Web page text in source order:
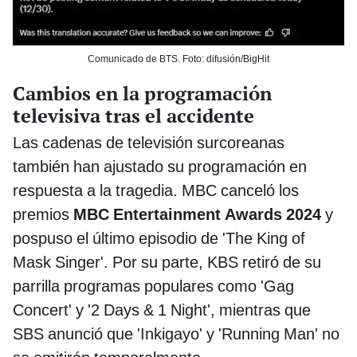
Comunicado de BTS. Foto: difusión/BigHit
Cambios en la programación
televisiva tras el accidente
Las cadenas de televisión surcoreanas
también han ajustado su programación en
respuesta a la tragedia. MBC canceló los
premios MBC Entertainment Awards 2024 y
pospuso el último episodio de 'The King of
Mask Singer'. Por su parte, KBS retiró de su
parrilla programas populares como 'Gag
Concert' y '2 Days & 1 Night', mientras que
SBS anunció que 'Inkigayo' y 'Running Man' no